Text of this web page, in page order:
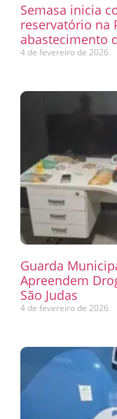
Semasa inicia
reservatório na
abastecimento
4 de fevereiro de 2026
Guarda
Apreendem
São Judas
4 de fevereiro de 2026